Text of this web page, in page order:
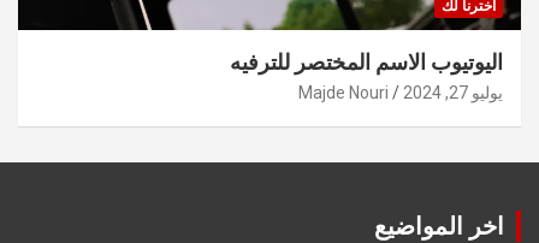
اخترنا لك
اليوتيوب الاسم المختصر للترفيه
يوليو 27, 2024 Majde Nouri
اخر المواضيع